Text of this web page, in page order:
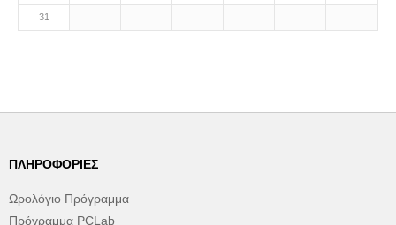
31
ΠΛΗΡΟΦΟΡΊΕΣ
Ωρολόγιο Πρόγραμμα
Πρόγραμμα PCLab